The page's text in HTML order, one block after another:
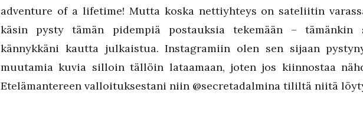
adventure of a lifetime! Mutta koska nettiyhteys on sateliitin
käsin pysty tämän pidempiä postauksia tekemään –
kännykkäni kautta julkaistua. Instagramiin olen sen sijaan
muutamia kuvia silloin tällöin lataamaan, joten jos kiinnostaa
Etelämantereen valloituksestani niin @secretadalmina tililtä niitä